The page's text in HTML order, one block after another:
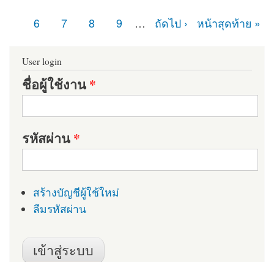
6
7 8 9 … ถัดไป › หน้าสุดท้าย »
User login
ชื่อผู้ใช้งาน*
รหัสผ่าน*
สร้างบัญชีผู้ใช้ใหม่
ลืมรหัสผ่าน